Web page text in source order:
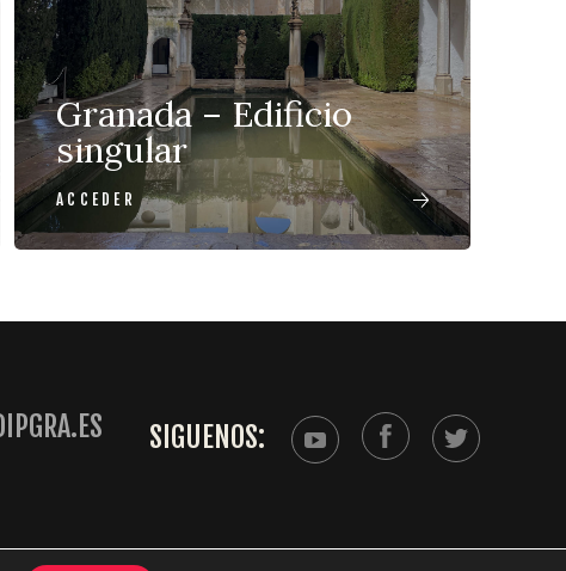
Granada – Edificio
singular
ACCEDER
SIGUENOS: